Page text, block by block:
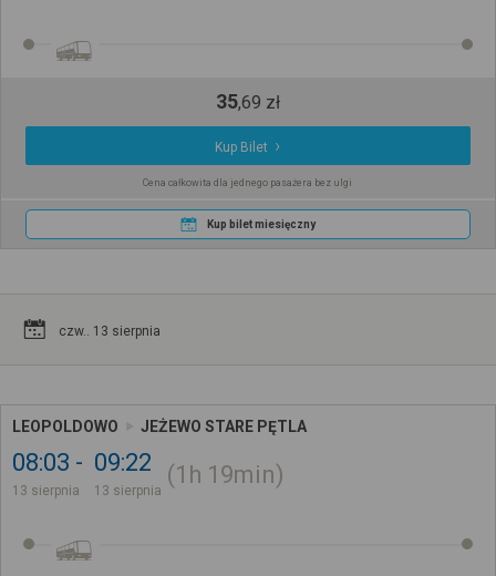
35,69 zł
Kup Bilet
Cena całkowita dla jednego pasażera bez ulgi
Kup bilet miesięczny
czw.. 13 sierpnia
LEOPOLDOWO JEŻEWO STARE PĘTLA
08:03
13 sierpnia
09:22
13 sierpnia
1h 19min